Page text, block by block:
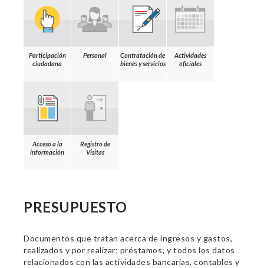
Participación
ciudadana
Personal
Contratación de
bienes y servicios
Actividades
oficiales
Acceso a la
información
Registro de
Visitas
PRESUPUESTO
Documentos que tratan acerca de ingresos y gastos,
realizados y por realizar; préstamos; y todos los datos
relacionados con las actividades bancarias, contables y